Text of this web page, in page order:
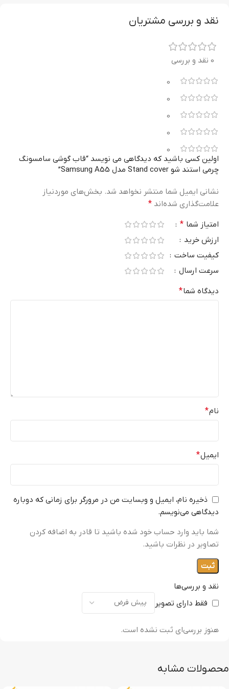
نقد و بررسی مشتریان
0 نقد و بررسی
0
0
0
0
0
نقد و بررسی‌ها
فقط دارای تصویر
هنوز بررسی‌ای ثبت نشده است.
اولین کسی باشید که دیدگاهی می نویسد “قاب گوشی سامسونگ
چرمی استند شو Stand cover مدل Samsung A55”
نشانی ایمیل شما منتشر نخواهد شد. بخش‌های موردنیاز
علامت‌گذاری شده‌اند *
امتیاز شما *
ارزش خرید
کیفیت ساخت
سرعت ارسال
دیدگاه شما*
نام*
ایمیل*
ذخیره نام، ایمیل و وبسایت من در مرورگر برای زمانی که دوباره
دیدگاهی می‌نویسم.
شما باید وارد حساب خود شده باشید تا قادر به اضافه کردن
تصاویر در نظرات باشید.
محصولات مشابه